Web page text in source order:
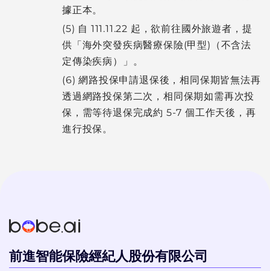
據正本。
(5) 自 111.11.22 起，欲前往國外旅遊者，提
供「海外突發疾病醫療保險(甲型)（不含法
定傳染疾病）」。
(6) 網路投保申請退保後，相同保期皆無法再
透過網路投保第二次，相同保期如需再次投
保，需等待退保完成約 5-7 個工作天後，再
進行投保。
前進智能保險經紀人股份有限公司